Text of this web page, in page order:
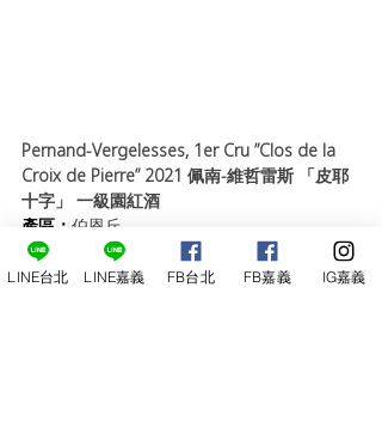
Pernand-Vergelesses, 1er Cru ”Clos de la
Croix de Pierre” 2021 佩南-維哲雷斯 「皮耶
十字」 一級園紅酒
產區： 伯恩丘
品種：
100% Pinot Noir
酒精：
12.5%
LINE台北 LINE嘉義 FB台北 FB嘉義 IG嘉義